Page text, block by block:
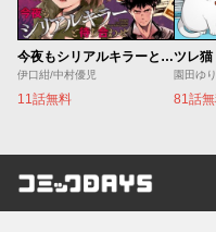
今夜もシリアルキラーと待ち合わせ
伊口紺/中村優児
11話無料
ツレ猫
園田ゆり
81話
コミック